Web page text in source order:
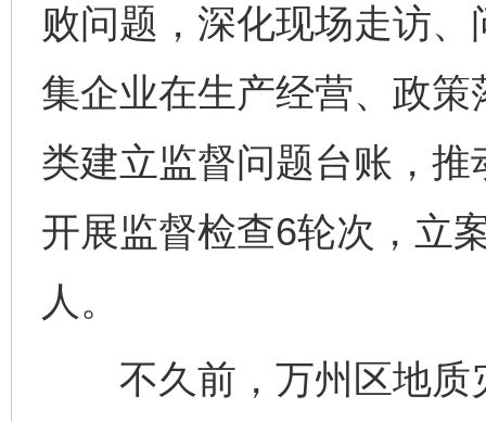
败问题，深化现场走访
集企业在生产经营、政
类建立监督问题台账，
开展监督检查6轮次，立
人。
不久前，万州区地质